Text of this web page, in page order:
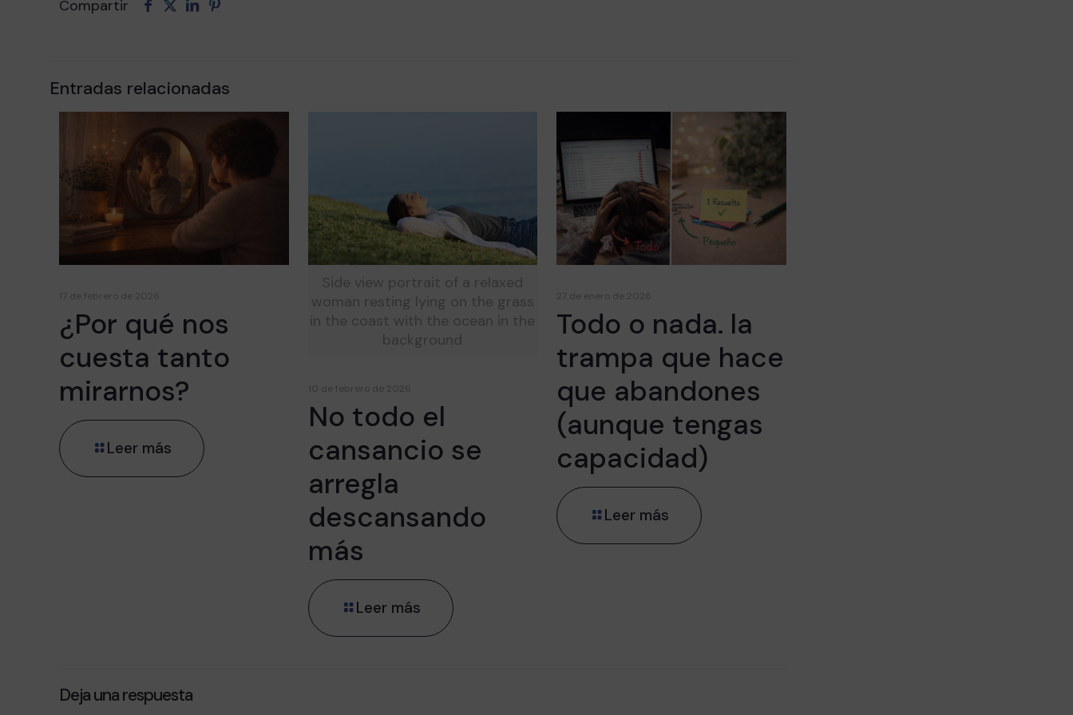
Compartir
Entradas relacionadas
17 de febrero de 2026
¿Por qué nos
cuesta tanto
mirarnos?
Leer más
Side view portrait of a relaxed
woman resting lying on the grass
in the coast with the ocean in the
background
10 de febrero de 2026
No todo el
cansancio se
arregla
descansando
más
Leer más
27 de enero de 2026
Todo o nada. la
trampa que hace
que abandones
(aunque tengas
capacidad)
Leer más
Deja una respuesta